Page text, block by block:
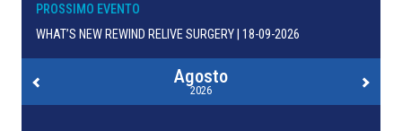
PROSSIMO EVENTO
WHAT’S NEW REWIND RELIVE SURGERY | 18-09-2026
Agosto
2026